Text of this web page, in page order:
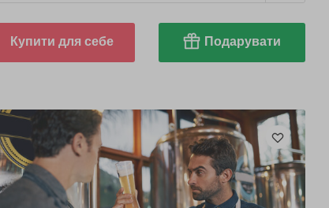
Купити для себе Подарувати